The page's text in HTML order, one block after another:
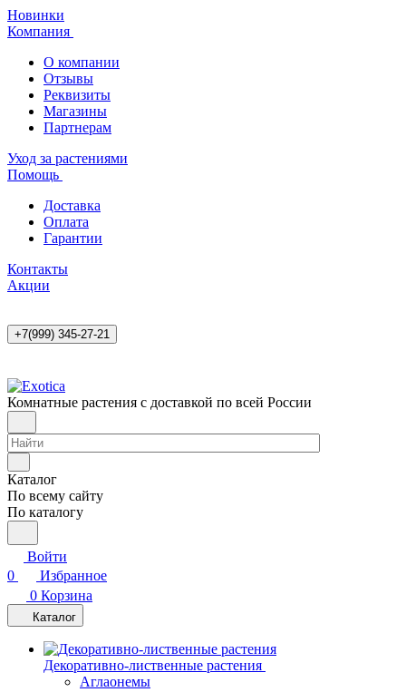
Новинки
Компания
О компании
Отзывы
Реквизиты
Магазины
Партнерам
Уход за растениями
Помощь
Доставка
Оплата
Гарантии
Контакты
Акции
+7(999) 345-27-21
Комнатные растения с доставкой по всей России
Каталог
По всему сайту
По каталогу
Войти
0
Избранное
0 Корзина
Каталог
Декоративно-лиственные растения
Аглаонемы